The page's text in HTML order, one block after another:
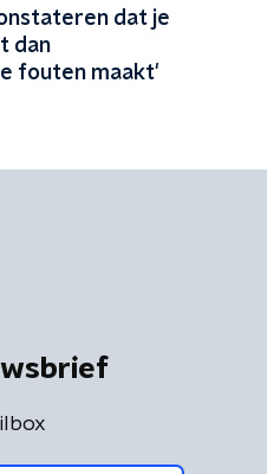
dat je
dan
fouten maakt'